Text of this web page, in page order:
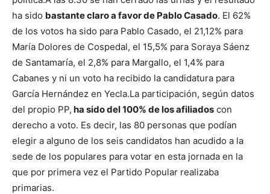
ha sido bastante claro a favor de Pablo Casado. El 62%
de los votos ha sido para Pablo Casado, el 21,12% para
María Dolores de Cospedal, el 15,5% para Soraya Sáenz
de Santamaría, el 2,8% para Margallo, el 1,4% para
Cabanes y ni un voto ha recibido la candidatura para
García Hernández en Yecla.La participación, según datos
del propio PP, ha sido del 100% de los afiliados con
derecho a voto. Es decir, las 80 personas que podían
elegir a alguno de los seis candidatos han acudido a la
sede de los populares para votar en esta jornada en la
que por primera vez el Partido Popular realizaba
primarias.